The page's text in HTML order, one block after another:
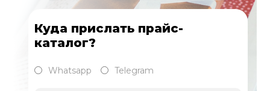
Куда прислать прайс-
каталог?
Whatsapp Telegram